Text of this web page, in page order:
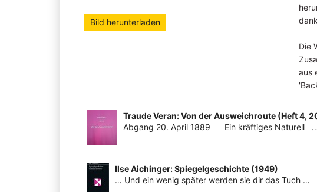
Bild herunterladen
Die
aus
Traude Veran: Von der Ausweichroute (Heft 4,
Abgang 20. April 1889 Ein kräftiges Naturell
Ilse Aichinger: Spiegelgeschichte (1949)
… Und ein wenig später werden sie dir das Tuch …